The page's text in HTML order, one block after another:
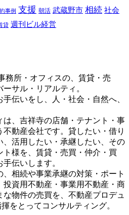
事例 支援 朝活 武蔵野市 相続 社会
貸 週刊ビル経営
務所・オフィスの、賃貸・売
サル・リアルティ。
手伝いをし、人・社会・自然へ、
、吉祥寺の店舗・テナント・事
動産会社です。貸したい・借り
、活用したい・承継したい、その
ト様を、賃貸・売買・仲介・買
伝いします。
相続や事業承継の対策・ポート
投資用不動産・事業用不動産・商
物件の売買を、不動産プロデュ
をとってコンサルティング。